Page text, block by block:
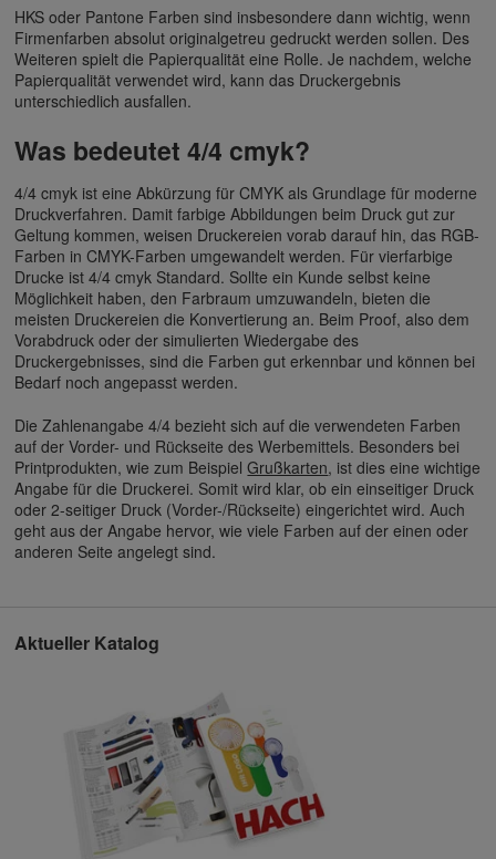
HKS oder Pantone Farben sind insbesondere dann wichtig, wenn
Firmenfarben absolut originalgetreu gedruckt werden sollen. Des
Weiteren spielt die Papierqualität eine Rolle. Je nachdem, welche
Papierqualität verwendet wird, kann das Druckergebnis
unterschiedlich ausfallen.
Was bedeutet 4/4 cmyk?
4/4 cmyk ist eine Abkürzung für CMYK als Grundlage für moderne
Druckverfahren. Damit farbige Abbildungen beim Druck gut zur
Geltung kommen, weisen Druckereien vorab darauf hin, das RGB-
Farben in CMYK-Farben umgewandelt werden. Für vierfarbige
Drucke ist 4/4 cmyk Standard. Sollte ein Kunde selbst keine
Möglichkeit haben, den Farbraum umzuwandeln, bieten die
meisten Druckereien die Konvertierung an. Beim Proof, also dem
Vorabdruck oder der simulierten Wiedergabe des
Druckergebnisses, sind die Farben gut erkennbar und können bei
Bedarf noch angepasst werden.
Die Zahlenangabe 4/4 bezieht sich auf die verwendeten Farben
auf der Vorder- und Rückseite des Werbemittels. Besonders bei
Printprodukten, wie zum BeispielGrußkarten, ist dies eine wichtige
Angabe für die Druckerei. Somit wird klar, ob ein einseitiger Druck
oder 2-seitiger Druck (Vorder-/Rückseite) eingerichtet wird. Auch
geht aus der Angabe hervor, wie viele Farben auf der einen oder
anderen Seite angelegt sind.
Aktueller Katalog